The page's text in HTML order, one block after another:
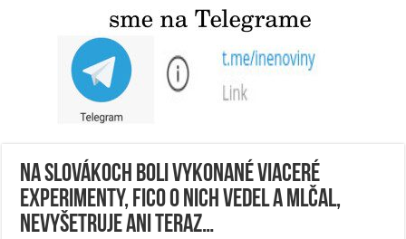
Na Slovákoch boli vykonané viaceré
experimenty, Fico o nich vedel a mlčal,
nevyšetruje ani teraz…